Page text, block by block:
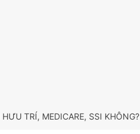
TRÍ, MEDICARE, SSI KHÔNG?